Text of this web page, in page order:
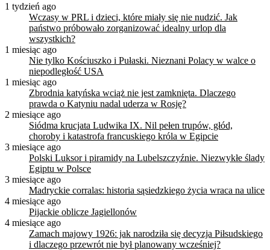
1 tydzień ago
Wczasy w PRL i dzieci, które miały się nie nudzić. Jak
państwo próbowało zorganizować idealny urlop dla
wszystkich?
1 miesiąc ago
Nie tylko Kościuszko i Pułaski. Nieznani Polacy w walce o
niepodległość USA
1 miesiąc ago
Zbrodnia katyńska wciąż nie jest zamknięta. Dlaczego
prawda o Katyniu nadal uderza w Rosję?
2 miesiące ago
Siódma krucjata Ludwika IX. Nil pełen trupów, głód,
choroby i katastrofa francuskiego króla w Egipcie
3 miesiące ago
Polski Luksor i piramidy na Lubelszczyźnie. Niezwykłe ślady
Egiptu w Polsce
3 miesiące ago
Madryckie corralas: historia sąsiedzkiego życia wraca na ulice
4 miesiące ago
Pijackie oblicze Jagiellonów
4 miesiące ago
Zamach majowy 1926: jak narodziła się decyzja Piłsudskiego
i dlaczego przewrót nie był planowany wcześniej?